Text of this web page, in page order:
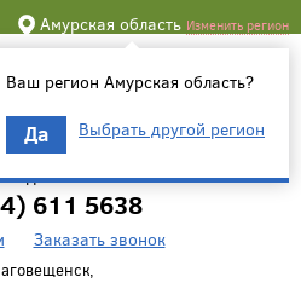
Амурская область Изменить регион
Ваш регион Амурская область?
Да Выбрать другой регион
для связи
611 5638
Заказать звонок